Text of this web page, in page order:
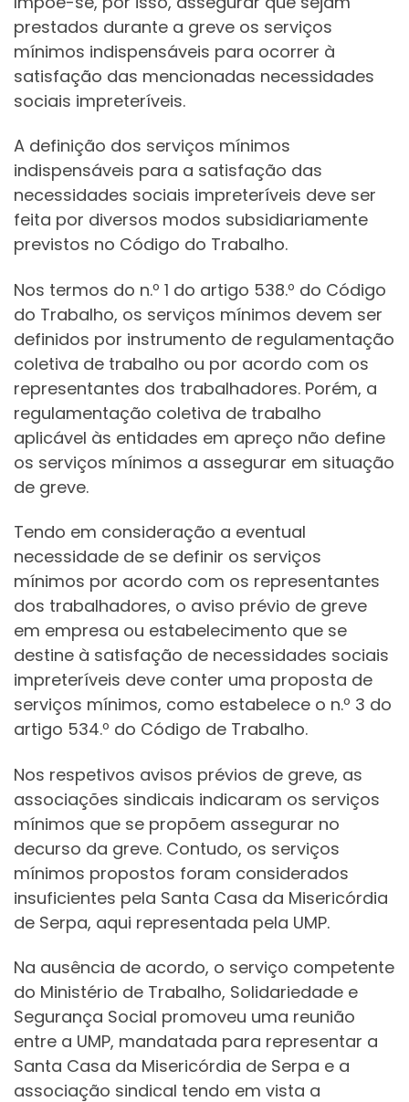
prestados durante a greve os serviços
mínimos indispensáveis para ocorrer à
satisfação das mencionadas necessidades
sociais impreteríveis.
A definição dos serviços mínimos
indispensáveis para a satisfação das
necessidades sociais impreteríveis deve ser
feita por diversos modos subsidiariamente
previstos no Código do Trabalho.
Nos termos do n.º 1 do artigo 538.º do Código
do Trabalho, os serviços mínimos devem ser
definidos por instrumento de regulamentação
coletiva de trabalho ou por acordo com os
representantes dos trabalhadores. Porém, a
regulamentação coletiva de trabalho
aplicável às entidades em apreço não define
os serviços mínimos a assegurar em situação
de greve.
Tendo em consideração a eventual
necessidade de se definir os serviços
mínimos por acordo com os representantes
dos trabalhadores, o aviso prévio de greve
em empresa ou estabelecimento que se
destine à satisfação de necessidades sociais
impreteríveis deve conter uma proposta de
serviços mínimos, como estabelece o n.º 3 do
artigo 534.º do Código de Trabalho.
Nos respetivos avisos prévios de greve, as
associações sindicais indicaram os serviços
mínimos que se propõem assegurar no
decurso da greve. Contudo, os serviços
mínimos propostos foram considerados
insuficientes pela Santa Casa da Misericórdia
de Serpa, aqui representada pela UMP.
Na ausência de acordo, o serviço competente
do Ministério de Trabalho, Solidariedade e
Segurança Social promoveu uma reunião
entre a UMP, mandatada para representar a
Santa Casa da Misericórdia de Serpa e a
associação sindical tendo em vista a